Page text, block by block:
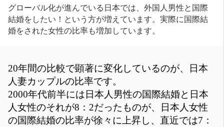
グローバル化が進んでいる日本では、外国人男性と国際
結婚をしたい！という方が増えています。実際に国際結
婚をされた女性の比率も増加しています。
20年間の比較で顕著に変化しているのが、日本
人妻カップルの比率です。
2000年代前半には日本人男性の国際結婚と日本
人女性のそれが8：2だったものが、日本人女性
の国際結婚の比率が徐々に上昇し、直近では7：